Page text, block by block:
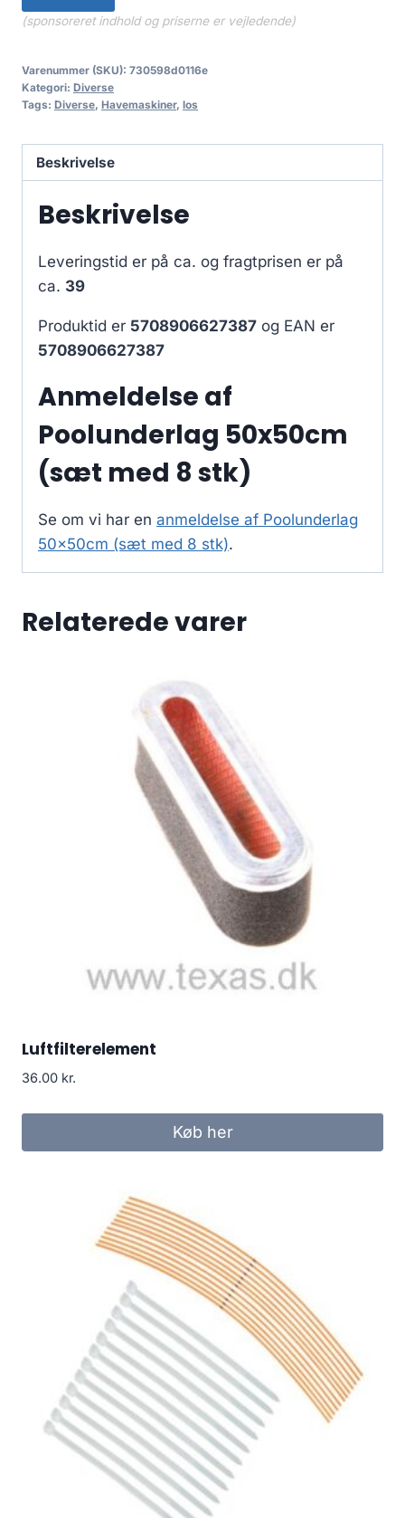
(sponsoreret indhold og priserne er vejledende)
Varenummer (SKU): 730598d0116e
Kategori: Diverse
Tags: Diverse, Havemaskiner, los
Beskrivelse
Beskrivelse
Leveringstid er på ca. og fragtprisen er på
ca. 39
Produktid er 5708906627387 og EAN er
5708906627387
Anmeldelse af
Poolunderlag 50x50cm
(sæt med 8 stk)
Se om vi har en anmeldelse af Poolunderlag
50x50cm (sæt med 8 stk).
Relaterede varer
Luftfilterelement
36.00 kr.
Køb her